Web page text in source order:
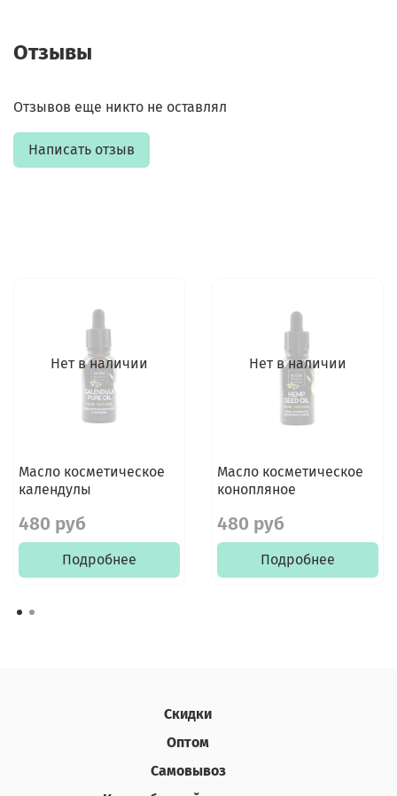
Отзывы
Отзывов еще никто не оставлял
Написать отзыв
Нет в наличии
Масло косметическое
календулы
480 руб
Подробнее
Нет в наличии
Масло косметическое
конопляное
480 руб
Подробнее
Скидки
Оптом
Самовывоз